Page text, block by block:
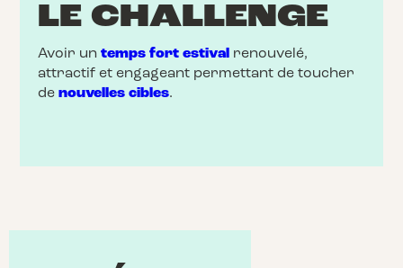
LE CHALLENGE
Avoir untemps fort estival renouvelé,
attractif et engageant permettant de toucher
denouvelles cibles.